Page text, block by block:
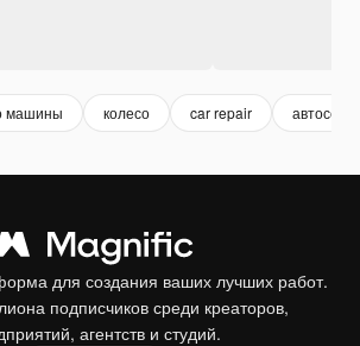
машины колесо car repair
для создания ваших лучших работ.
подписчиков среди креаторов,
агентств и студий.